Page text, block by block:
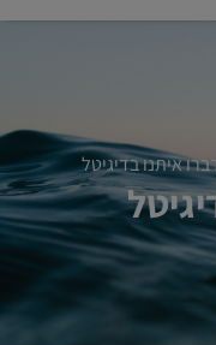
איתנו בדיגיטל